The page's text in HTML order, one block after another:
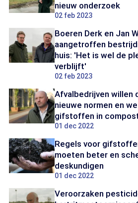
nieuw onderzoek
02 feb 2023
Boeren Derk en Jan
aangetroffen
huis: 'Het is wel de
verblijft'
02 feb 2023
Afvalbedrijven willen
nieuwe normen en
gifstoffen in
01 dec 2022
Regels voor
moeten beter en
deskundigen
01 dec 2022
Veroorzaken